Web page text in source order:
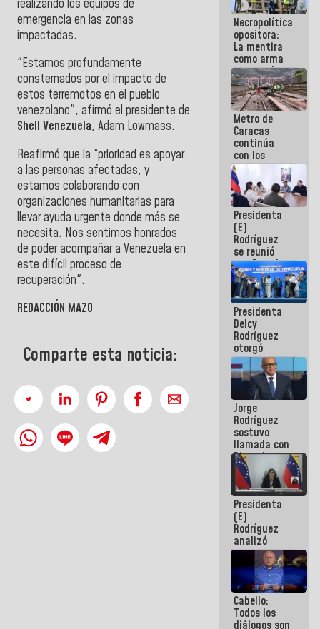
realizando los equipos de
emergencia en las zonas
impactadas.
"Estamos profundamente
consternados por el impacto de
estos terremotos en el pueblo
venezolano", afirmó el presidente de
Shell Venezuela, Adam Lowmass.
Reafirmó que la “prioridad es apoyar
a las personas afectadas, y
estamos colaborando con
organizaciones humanitarias para
llevar ayuda urgente donde más se
necesita. Nos sentimos honrados
de poder acompañar a Venezuela en
este difícil proceso de
recuperación".
REDACCIÓN MAZO
Comparte esta noticia:
escombros
en La Guaira
Necropolítica
opositora:
La mentira
como arma
contra el
Pueblo
Metro de
Caracas
continúa
con los
trabajos de
mantenimiento
e inspección
en la Línea 2
Presidenta
(E)
Rodríguez
se reunió
con Estado
Mayor
Eléctrico
para
abordar
planes de
acción
Presidenta
Delcy
Rodríguez
otorgó
medalla
"Héroe de
Venezuela"
a servidores
públicos
Jorge
Rodríguez
sostuvo
llamada con
Dinorah
Figuera y
acuerdan
primer
encuentro
presencial
para el
diálogo
Presidenta
(E)
Rodríguez
analizó
junto a
gobernadores
planes de
recuperación
del Sistema
Eléctrico
Cabello:
Todos los
diálogos son